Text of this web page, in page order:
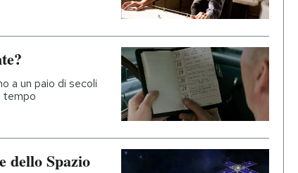
a un paio di secoli
tempo
dello Spazio